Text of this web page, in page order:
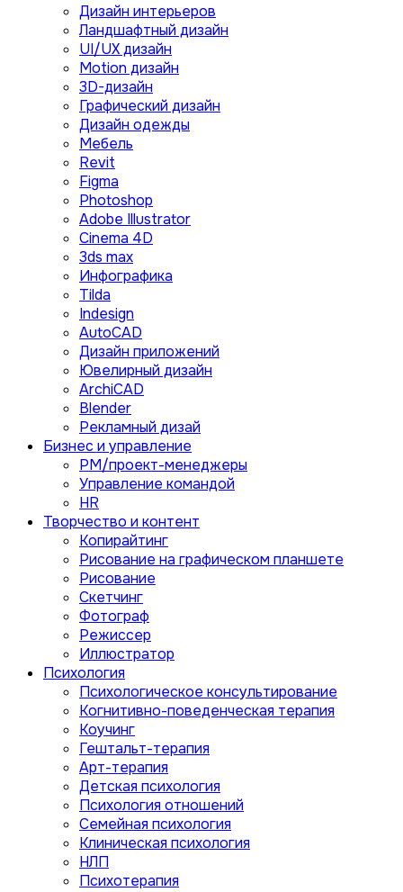
Дизайн интерьеров
Ландшафтный дизайн
UI/UX дизайн
Motion дизайн
3D-дизайн
Графический дизайн
Дизайн одежды
Мебель
Revit
Figma
Photoshop
Adobe Illustrator
Сinema 4D
3ds max
Инфографика
Tilda
Indesign
AutoCAD
Дизайн приложений
Ювелирный дизайн
ArchiCAD
Blender
Рекламный дизай
Бизнес и управление
PM/проект-менеджеры
Управление командой
HR
Творчество и контент
Копирайтинг
Рисование на графическом планшете
Рисование
Скетчинг
Фотограф
Режиссер
Иллюстратор
Психология
Психологическое консультирование
Когнитивно-поведенческая терапия
Коучинг
Гештальт-терапия
Арт-терапия
Детская психология
Психология отношений
Семейная психология
Клиническая психология
НЛП
Психотерапия